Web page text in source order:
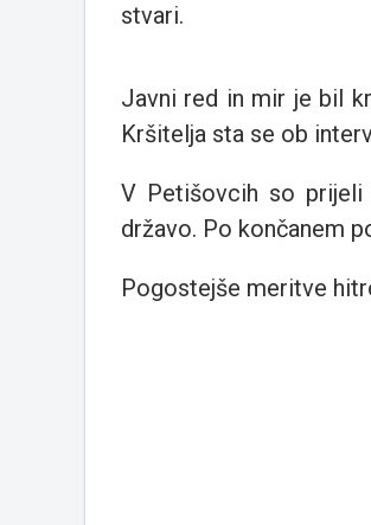
stvari.
Javni red in mir je bil
Kršitelja sta se ob
V Petišovcih so prijeli
državo. Po končanem
Pogostejše meritve